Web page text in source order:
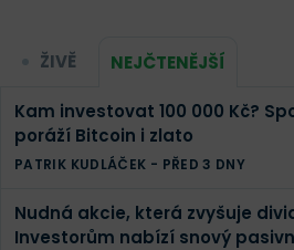
ŽIVĚ NEJČTENĚJŠÍ
Kam investovat 100 000 Kč?
poráží Bitcoin i zlato
PATRIK KUDLÁČEK - PŘED 3 DNY
Nudná akcie, která zvyšuje
Investorům nabízí snový